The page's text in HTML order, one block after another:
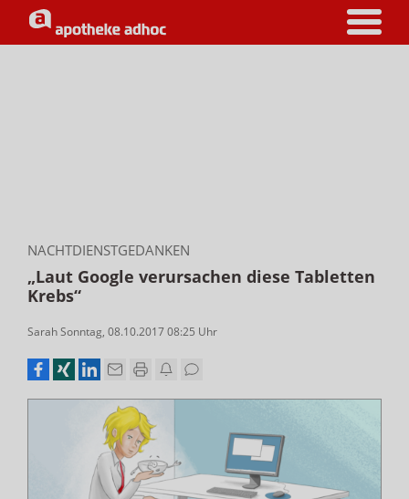
NACHTDIENSTGEDANKEN
„Laut Google verursachen diese Tabletten
Krebs“
Sarah Sonntag, 08.10.2017 08:25 Uhr